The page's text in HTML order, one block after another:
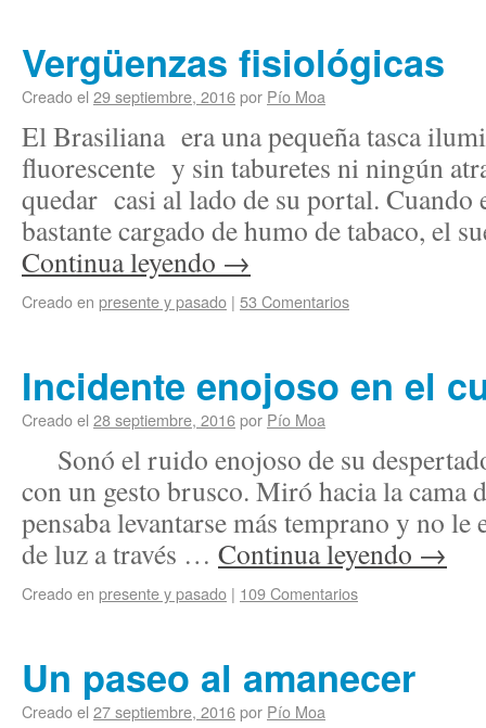
Vergüenzas fisiológicas
Creado el 29 septiembre, 2016por Pío Moa
El Brasiliana era una pequeña tasca
fluorescente y sin taburetes ni ningún
quedar casi al lado de su portal. Cuando
bastante cargado de humo de tabaco,
Continua leyendo →
Creado en presente y pasado | 53 Comentarios
Incidente enojoso en el
Creado el 28 septiembre, 2016por Pío Moa
Sonó el ruido enojoso de su
con un gesto brusco. Miró hacia la cama
pensaba levantarse más temprano y no
de luz a través … Continua leyendo →
Creado en presente y pasado | 109 Comentarios
Un paseo al amanecer
Creado el 27 septiembre, 2016por Pío Moa